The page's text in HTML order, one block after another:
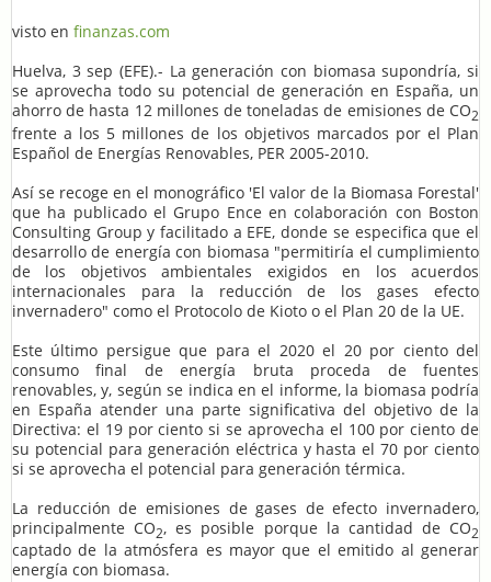
visto en finanzas.com
Huelva, 3 sep (EFE).- La generación con biomasa supondría, si
se aprovecha todo su potencial de generación en España, un
ahorro de hasta 12 millones de toneladas de emisiones de CO2
frente a los 5 millones de los objetivos marcados por el Plan
Español de Energías Renovables, PER 2005-2010.
Así se recoge en el monográfico 'El valor de la Biomasa Forestal'
que ha publicado el Grupo Ence en colaboración con Boston
Consulting Group y facilitado a EFE, donde se especifica que el
desarrollo de energía con biomasa "permitiría el cumplimiento
de los objetivos ambientales exigidos en los acuerdos
internacionales para la reducción de los gases efecto
invernadero" como el Protocolo de Kioto o el Plan 20 de la UE.
Este último persigue que para el 2020 el 20 por ciento del
consumo final de energía bruta proceda de fuentes
renovables, y, según se indica en el informe, la biomasa podría
en España atender una parte significativa del objetivo de la
Directiva: el 19 por ciento si se aprovecha el 100 por ciento de
su potencial para generación eléctrica y hasta el 70 por ciento
si se aprovecha el potencial para generación térmica.
La reducción de emisiones de gases de efecto invernadero,
principalmente CO2, es posible porque la cantidad de CO2
captado de la atmósfera es mayor que el emitido al generar
energía con biomasa.